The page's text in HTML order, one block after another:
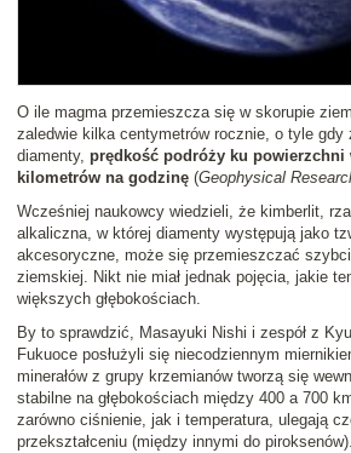
O ile magma przemieszcza się w skorupie
zaledwie kilka centymetrów rocznie, o tyle gdy
diamenty, prędkość podróży ku powierzchni
kilometrów na godzinę (Geophysical
Wcześniej naukowcy wiedzieli, że kimberlit,
alkaliczna, w której diamenty występują jako
akcesoryczne, może się przemieszczać
ziemskiej. Nikt nie miał jednak pojęcia, jakie
większych głębokościach.
By to sprawdzić, Masayuki Nishi i zespół z
Fukuoce posłużyli się niecodziennym
minerałów z grupy krzemianów tworzą się
stabilne na głębokościach między 400 a 700
zarówno ciśnienie, jak i temperatura, ulegają
przekształceniu (między innymi do piroksenów).